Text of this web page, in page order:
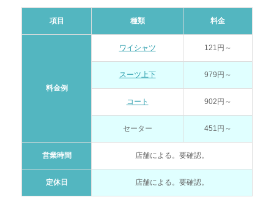
項目 種類 料金
料金例
ワイシャツ 121円～
スーツ上下 979円～
コート 902円～
セーター 451円～
営業時間 店舗による。要確認。
定休日 店舗による。要確認。